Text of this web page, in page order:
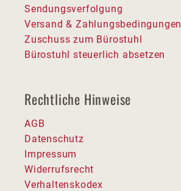
Sendungsverfolgung
Versand & Zahlungsbedingungen
Zuschuss zum Bürostuhl
Bürostuhl steuerlich absetzen
Rechtliche Hinweise
AGB
Datenschutz
Impressum
Widerrufsrecht
Verhaltenskodex